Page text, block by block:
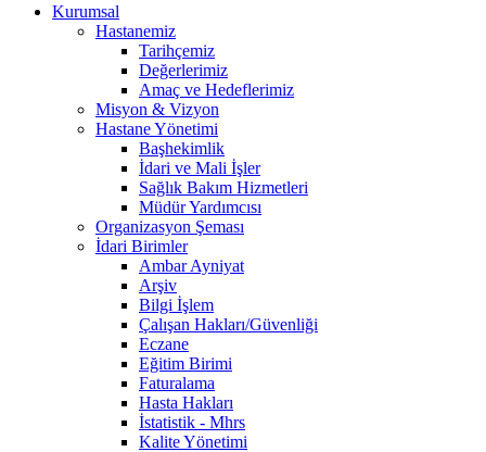
Kurumsal
Hastanemiz
Tarihçemiz
Değerlerimiz
Amaç ve Hedeflerimiz
Misyon & Vizyon
Hastane Yönetimi
Başhekimlik
İdari ve Mali İşler
Sağlık Bakım Hizmetleri
Müdür Yardımcısı
Organizasyon Şeması
İdari Birimler
Ambar Ayniyat
Arşiv
Bilgi İşlem
Çalışan Hakları/Güvenliği
Eczane
Eğitim Birimi
Faturalama
Hasta Hakları
İstatistik - Mhrs
Kalite Yönetimi